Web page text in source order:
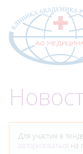
Для участия в
авторизоваться на